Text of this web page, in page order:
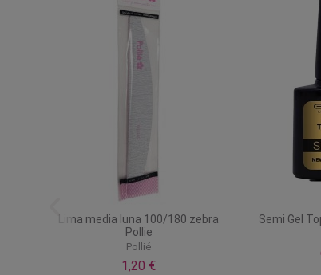
Lima media luna 100/180 zebra
Pollie
Pollié
1,20 €
Semi Gel